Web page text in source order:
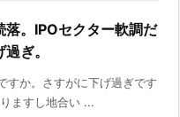
落。IPOセクター軟調だ
ぎ。
すか。さすがに下げ過ぎです
ますし地合い ...